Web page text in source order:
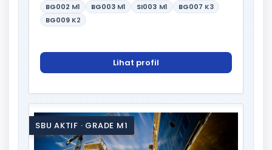
BG002 M1 BG003 M1 SI003 M1 BG007 K3
BG009 K2
Lihat profil
SBU AKTIF · GRADE M1